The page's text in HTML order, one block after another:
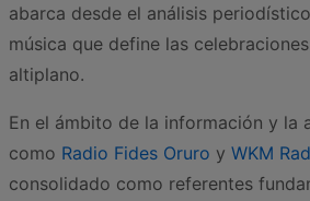
abarca desde el análisis
música que define las
altiplano.
En el ámbito de la información y la
como Radio Fides Oruro y WKM
consolidado como referentes